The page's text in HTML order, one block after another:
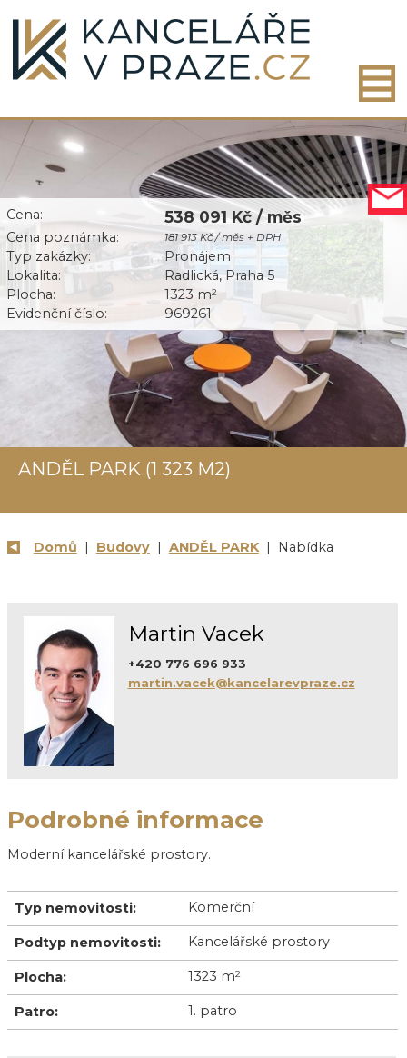
Cena: 538 091 Kč / měs
Cena poznámka: 181 913 Kč / měs + DPH
Typ zakázky:
Pronájem
Lokalita:
Radlická, Praha 5
Plocha:
1323 m2
Evidenční číslo: 969261
ANDĚL PARK (1 323 M2)
Domů | Budovy| ANDĚL PARK| Nabídka
Martin Vacek
+420 776 696 933
martin.vacek@kancelarevpraze.cz
Podrobné informace
Moderní kancelářské prostory.
Typ nemovitosti: Komerční
Podtyp nemovitosti: Kancelářské prostory
Plocha: 1323 m2
Patro: 1. patro